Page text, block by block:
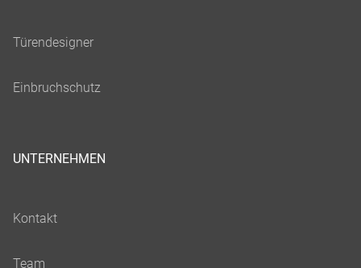
UNTERNEHMEN